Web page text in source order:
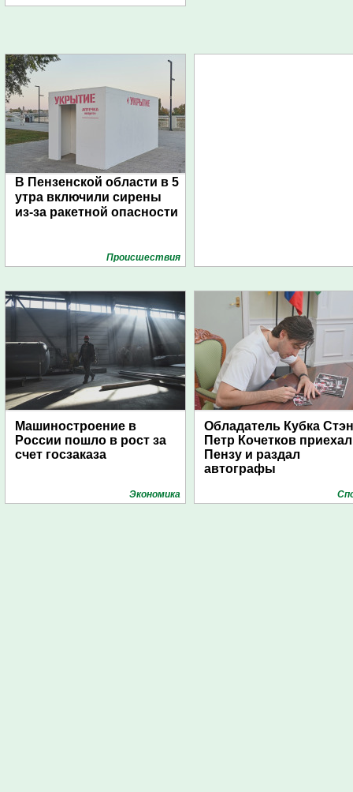
В Пензенской области в 5
утра включили сирены
из-за ракетной опасности
Проиcшествия
Машиностроение в
России пошло в рост за
счет госзаказа
Экономика
Обладатель Кубка
Петр Кочетков
Пензу и раздал
автографы